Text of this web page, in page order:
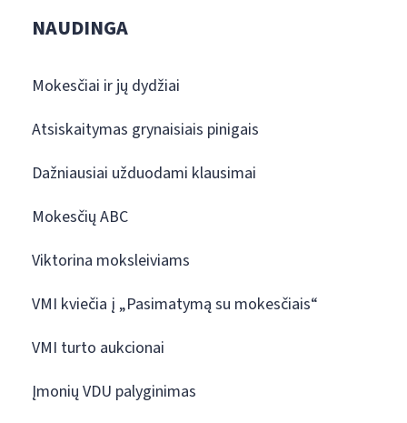
NAUDINGA
Mokesčiai ir jų dydžiai
Atsiskaitymas grynaisiais pinigais
Dažniausiai užduodami klausimai
Mokesčių ABC
Viktorina moksleiviams
VMI kviečia į „Pasimatymą su mokesčiais“
VMI turto aukcionai
Įmonių VDU palyginimas